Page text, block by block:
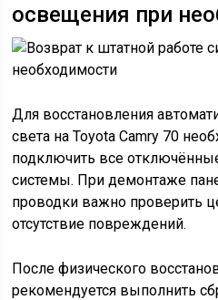
освещения при
Для восстановления
света на Toyota Camry 70
подключить все
системы. При демонтаже
проводки важно проверить
отсутствие повреждений.
После физического
рекомендуется выполнить